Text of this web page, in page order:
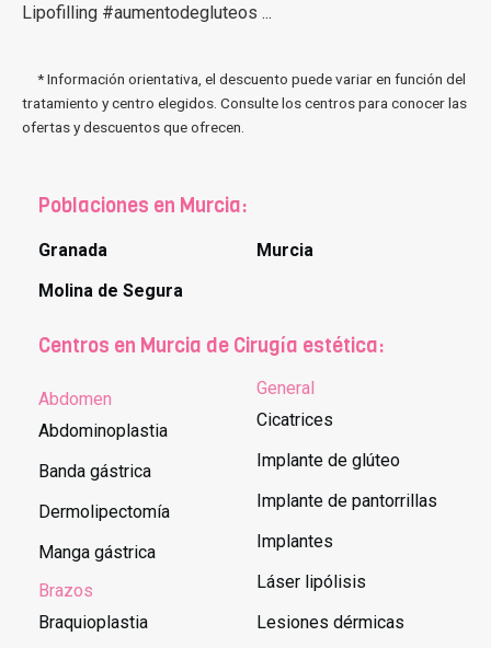
Lipofilling #aumentodegluteos ...
* Información orientativa, el descuento puede variar en función del
tratamiento y centro elegidos. Consulte los centros para conocer las
ofertas y descuentos que ofrecen.
Poblaciones en Murcia:
Granada
Molina de Segura
Murcia
Centros en Murcia de Cirugía estética:
Abdomen
Abdominoplastia
Banda gástrica
Dermolipectomía
Manga gástrica
Brazos
Braquioplastia
General
Cicatrices
Implante de glúteo
Implante de pantorrillas
Implantes
Láser lipólisis
Lesiones dérmicas